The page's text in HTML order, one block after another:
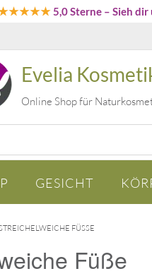
5,0 Sterne – Sieh
Evelia
Online Shop für
GESICHT
FÜSSE
Füße